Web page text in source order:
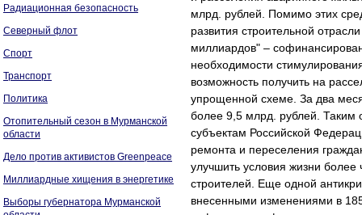
Радиационная безопасность
Северный флот
Спорт
Транспорт
Политика
Отопительный сезон в Мурманской
области
Дело против активистов Greenpeace
Миллиардные хищения в энергетике
Выборы губернатора Мурманской
млрд. рублей. Помимо этих
развития строительной
миллиардов" –
необходимости
возможность получить на
упрощенной схеме. За два
более 9,5 млрд. рублей. Таким
субъектам Российской
ремонта и переселения
улучшить условия жизни
строителей. Еще одной
внесенными изменениями в